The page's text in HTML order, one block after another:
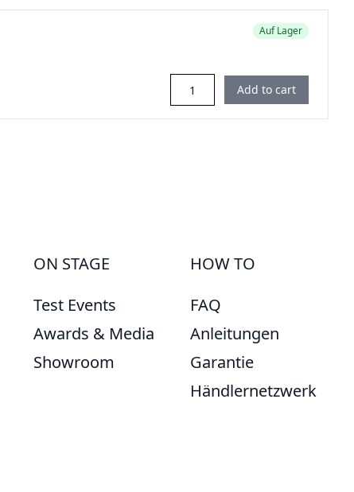
Auf Lager
Add to cart
ON STAGE
Test Events
Awards & Media
Showroom
HOW TO
FAQ
Anleitungen
Garantie
Händlernetzwerk